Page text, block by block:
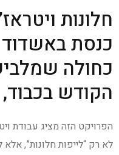
חלונות
כנסת
כחולה
הקודש
הפרויקט הזה מציג עבודת
לא רק “לייפות חלונות”,